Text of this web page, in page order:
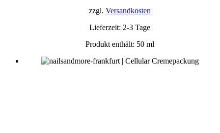
zzgl. Versandkosten
Lieferzeit: 2-3 Tage
Produkt enthält: 50 ml